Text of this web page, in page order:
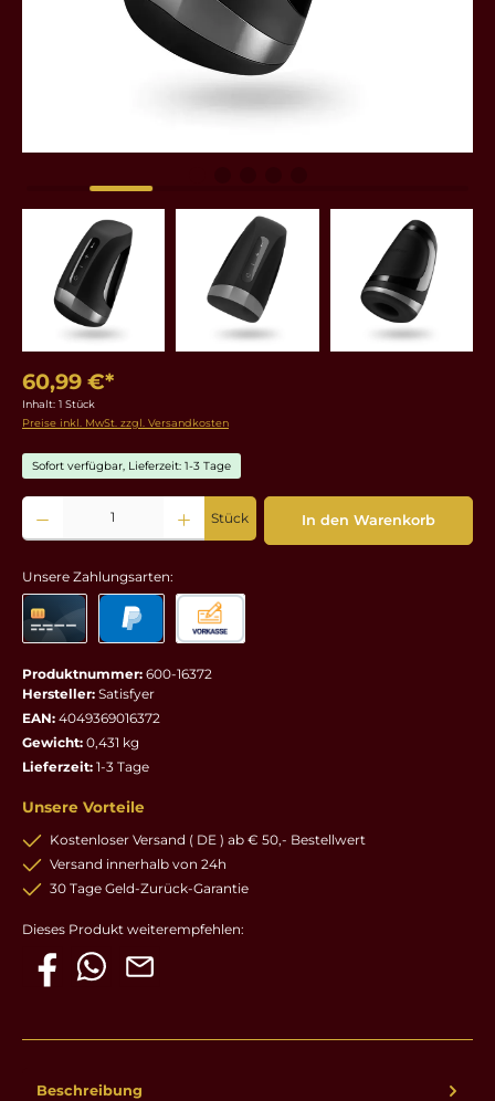
60,99 €*
Inhalt: 1 Stück
Preise inkl. MwSt. zzgl. Versandkosten
Sofort verfügbar, Lieferzeit: 1-3 Tage
Produkt Anzahl: Gib den gewünschten Wert ein oder benutze die Schaltflächen um
Stück In den Warenkorb
Unsere Zahlungsarten:
Produktnummer: 600-16372
Hersteller: Satisfyer
EAN: 4049369016372
Gewicht: 0,431 kg
Lieferzeit: 1-3 Tage
Unsere Vorteile
Kostenloser Versand ( DE ) ab € 50,- Bestellwert
Versand innerhalb von 24h
30 Tage Geld-Zurück-Garantie
Dieses Produkt weiterempfehlen:
Beschreibung